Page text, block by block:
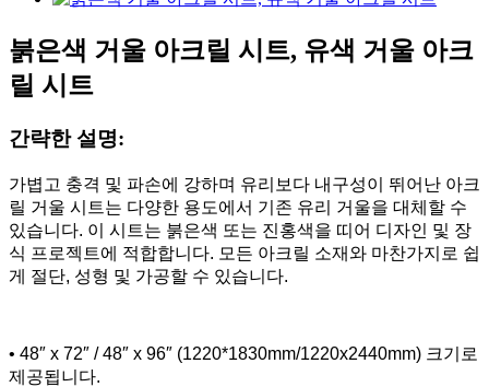
붉은색 거울 아크릴 시트, 유색 거울 아크
릴 시트
간략한 설명:
가볍고 충격 및 파손에 강하며 유리보다 내구성이 뛰어난 아크
릴 거울 시트는 다양한 용도에서 기존 유리 거울을 대체할 수
있습니다. 이 시트는 붉은색 또는 진홍색을 띠어 디자인 및 장
식 프로젝트에 적합합니다. 모든 아크릴 소재와 마찬가지로 쉽
게 절단, 성형 및 가공할 수 있습니다.
• 48″ x 72″ / 48″ x 96″ (1220*1830mm/1220x2440mm) 크기로
제공됩니다.